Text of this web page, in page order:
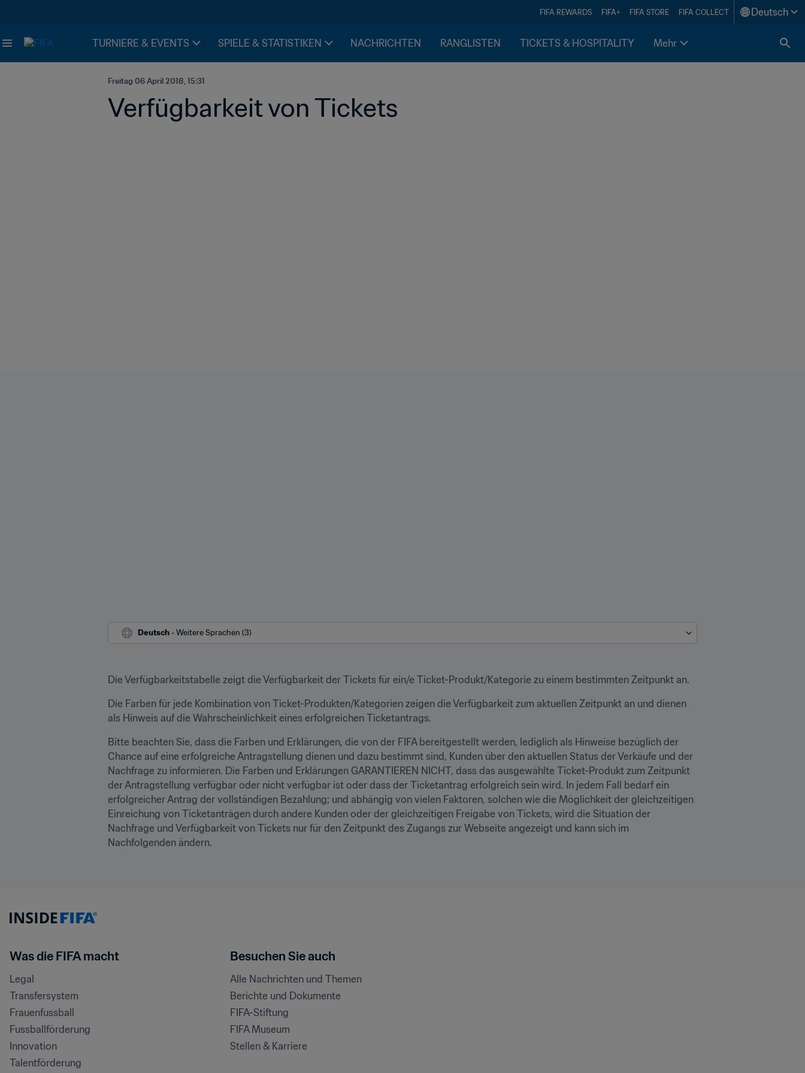
FIFA REWARDS FIFA+ FIFA STORE FIFA COLLECT Deutsch
TURNIERE & EVENTS SPIELE & STATISTIKEN NACHRICHTEN RANGLISTEN TICKETS & HOSPITALITY Mehr
Freitag 06 April 2018, 15:31
Verfügbarkeit von Tickets
Deutsch - Weitere Sprachen (3)
Die Verfügbarkeitstabelle zeigt die Verfügbarkeit der Tickets für ein/e Ticket-Produkt/Kategorie zu einem bestimmten Zeitpunkt an.
Die Farben für jede Kombination von Ticket-Produkten/Kategorien zeigen die Verfügbarkeit zum aktuellen Zeitpunkt an und dienen
als Hinweis auf die Wahrscheinlichkeit eines erfolgreichen Ticketantrags.
Bitte beachten Sie, dass die Farben und Erklärungen, die von der FIFA bereitgestellt werden, lediglich als Hinweise bezüglich der
Chance auf eine erfolgreiche Antragstellung dienen und dazu bestimmt sind, Kunden über den aktuellen Status der Verkäufe und der
Nachfrage zu informieren. Die Farben und Erklärungen GARANTIEREN NICHT, dass das ausgewählte Ticket-Produkt zum Zeitpunkt
der Antragstellung verfügbar oder nicht verfügbar ist oder dass der Ticketantrag erfolgreich sein wird. In jedem Fall bedarf ein
erfolgreicher Antrag der vollständigen Bezahlung; und abhängig von vielen Faktoren, solchen wie die Möglichkeit der gleichzeitigen
Einreichung von Ticketanträgen durch andere Kunden oder der gleichzeitigen Freigabe von Tickets, wird die Situation der
Nachfrage und Verfügbarkeit von Tickets nur für den Zeitpunkt des Zugangs zur Webseite angezeigt und kann sich im
Nachfolgenden ändern.
Was die FIFA macht
Legal
Transfersystem
Frauenfussball
Fussballförderung
Innovation
Talentförderung
Besuchen Sie auch
Alle Nachrichten und Themen
Berichte und Dokumente
FIFA-Stiftung
FIFA Museum
Stellen & Karriere